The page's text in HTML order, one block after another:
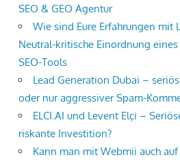
SEO & GEO Agentur
Wie sind Eure Erfahrungen mit
Neutral-kritische Einordnung
SEO-Tools
Lead Generation Dubai –
oder nur aggressiver Spam-
ELCI.AI und Levent Elçi –
riskante Investition?
Kann man mit Webmii auch auf